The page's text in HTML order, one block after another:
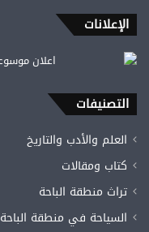
عبر
الفيديو.متسلسلة
الإعلانات
التصنيفات
العلم والأدب والتاريخ
كتاب ومقالات
تراث منطقة الباحة
السياحة في منطقة الباحة